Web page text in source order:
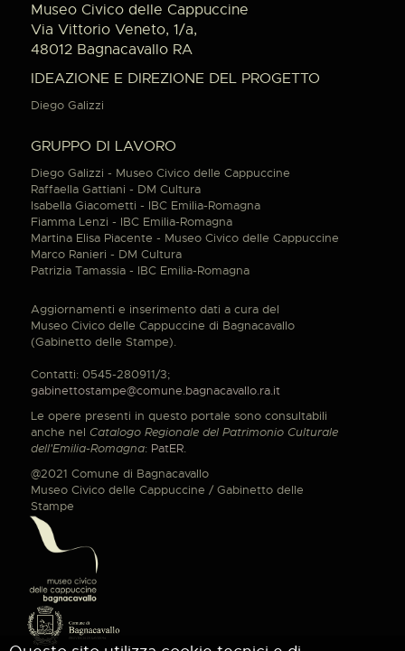
Museo Civico delle Cappuccine
Via Vittorio Veneto, 1/a,
48012 Bagnacavallo RA
IDEAZIONE E DIREZIONE DEL PROGETTO
Diego Galizzi
GRUPPO DI LAVORO
Diego Galizzi - Museo Civico delle Cappuccine
Raffaella Gattiani - DM Cultura
Isabella Giacometti - IBC Emilia-Romagna
Fiamma Lenzi - IBC Emilia-Romagna
Martina Elisa Piacente - Museo Civico delle Cappuccine
Marco Ranieri - DM Cultura
Patrizia Tamassia - IBC Emilia-Romagna
Aggiornamenti e inserimento dati a cura del
Museo Civico delle Cappuccine di Bagnacavallo
(Gabinetto delle Stampe).
Contatti: 0545-280911/3;
gabinettostampe@comune.bagnacavallo.ra.it
Le opere presenti in questo portale sono consultabili
anche nel Catalogo Regionale del Patrimonio Culturale
dell'Emilia-Romagna: PatER.
@2021 Comune di Bagnacavallo
Museo Civico delle Cappuccine / Gabinetto delle
Stampe